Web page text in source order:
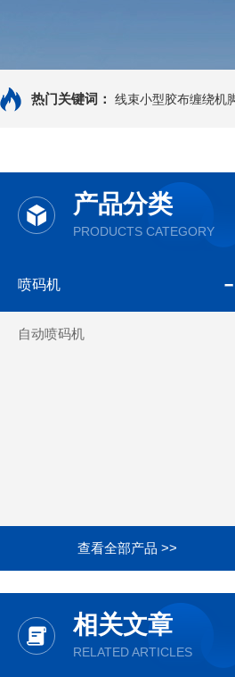
热门关键词： 线束小型胶布缠绕机
产品分类
PRODUCTS CATEGORY
喷码机
自动喷码机
查看全部产品 >>
相关文章
RELATED ARTICLES